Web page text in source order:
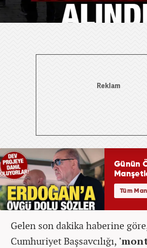
Gelen son dakika haberine
Cumhuriyet Başsavcılığı,